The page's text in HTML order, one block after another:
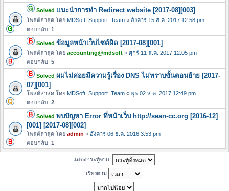
Solved แนะนำการทำ Redirect website [2017-08][003]
โพสต์ล่าสุด โดย MDSoft_Support_Team « อังคาร 15 ส.ค. 2017 12:58 pm
ตอบกลับ: 1
Solved ข้อมูลหน้าเว็บไซต์ผิด [2017-08][001]
โพสต์ล่าสุด โดย accounting@mdsoft « ศุกร์ 11 ส.ค. 2017 12:05 pm
ตอบกลับ: 5
Solved ผมไม่ค่อยมีความรู้เรื่อง DNS ไม่ทราบขั้นตอนย้าย [2017-
07][001]
โพสต์ล่าสุด โดย MDSoft_Support_Team « พุธ 02 ส.ค. 2017 12:49 pm
ตอบกลับ: 2
Solved พบปัญหา Error ที่หน้าเว็บ http://sean-cc.org [2016-12]
[001] [2017-08][002]
โพสต์ล่าสุด โดย admin « อังคาร 06 ธ.ค. 2016 3:53 pm
ตอบกลับ: 1
แสดงกระทู้จาก:
เรียงตาม